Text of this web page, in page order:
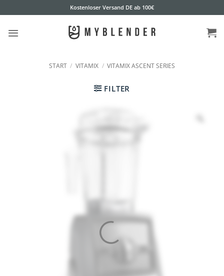
Inhalt
springen
Kostenloser Versand DE ab 100€
START / VITAMIX / VITAMIX ASCENT SERIES
FILTER